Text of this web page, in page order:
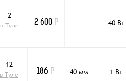
2
в Туле
2 600 Р 40 Вт
12
в Туле
186 Р 40 мм 1 Вт